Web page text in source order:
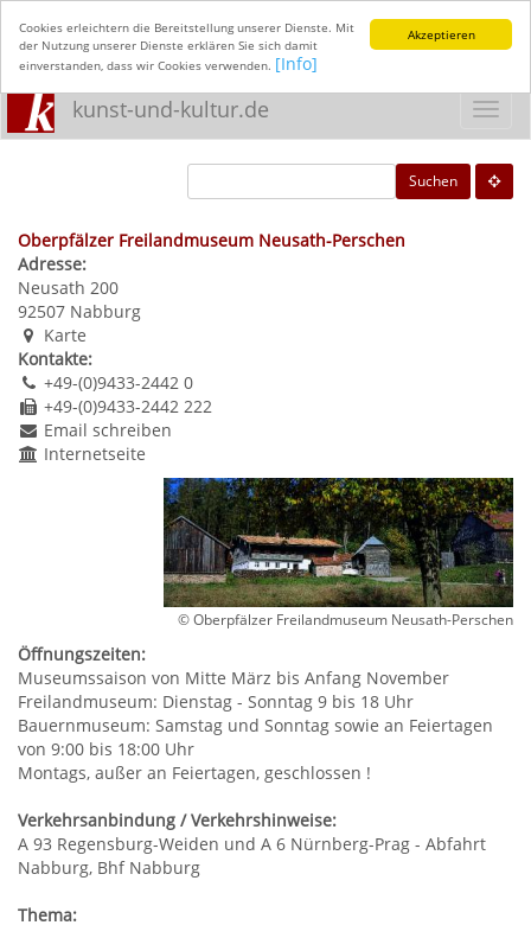
Akzeptieren
Cookies erleichtern die Bereitstellung unserer Dienste. Mit
der Nutzung unserer Dienste erklären Sie sich damit
einverstanden, dass wir Cookies verwenden. [Info]
kunst-und-kultur.de
Suchen
Oberpfälzer Freilandmuseum Neusath-Perschen
Adresse:
Neusath 200
92507 Nabburg
Karte
Kontakte:
+49-(0)9433-2442 0
+49-(0)9433-2442 222
Email schreiben
Internetseite
© Oberpfälzer Freilandmuseum Neusath-Perschen
Öffnungszeiten:
Museumssaison von Mitte März bis Anfang November
Freilandmuseum: Dienstag - Sonntag 9 bis 18 Uhr
Bauernmuseum: Samstag und Sonntag sowie an Feiertagen
von 9:00 bis 18:00 Uhr
Montags, außer an Feiertagen, geschlossen !
Verkehrsanbindung / Verkehrshinweise:
A 93 Regensburg-Weiden und A 6 Nürnberg-Prag - Abfahrt
Nabburg, Bhf Nabburg
Thema: